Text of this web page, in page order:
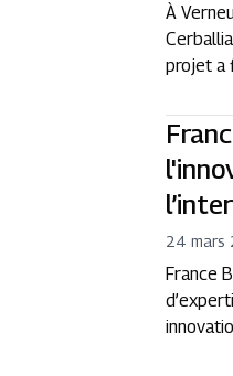
À
projet a
24 mars
France